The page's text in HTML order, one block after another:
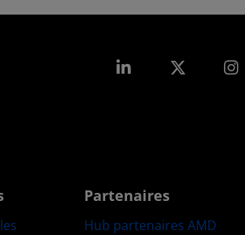
LinkedIn
Partenaires
Hub partenaires AMD